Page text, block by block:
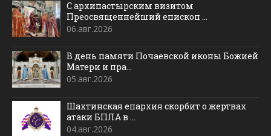
С архипастырским визитом
Преосвященнейший епископ ...
06.авг.2026
В день памяти Почаевской иконы Божией
Матери и пра...
05.авг.2026
Шахтинская епархия скорбит о жертвах
атаки БПЛА в ...
04.авг.2026